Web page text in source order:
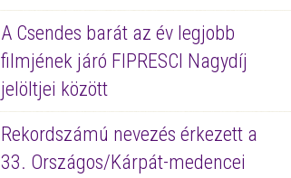
A Csendes barát az év legjobb
filmjének járó FIPRESCI Nagydíj
jelöltjei között
Rekordszámú nevezés érkezett a
33. Országos/Kárpát-medencei